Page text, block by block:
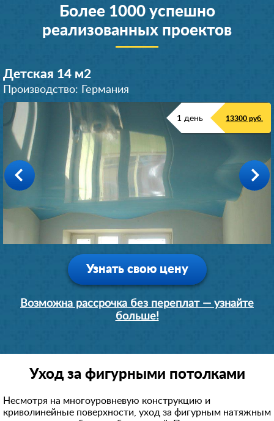
Более 1000 успешно
реализованных проектов
Детская 14 м2
Производство: Германия
1 день 13300 руб.
Коридор 32 м 2
Производство: Германия
1 день 30400 руб.
Коридор 38 м 2
Производство: Германия
1 день 36100 руб.
Прихожая 10 м
Производство: Германия
1 день 9500 руб.
Кухня 20 м2
Производство: Германия
1 день 19000 руб.
Узнать свою цену
Возможна рассрочка без переплат — узнайте
больше!
Уход за фигурными потолками
Несмотря на многоуровневую конструкцию и
криволинейные поверхности, уход за фигурным натяжным